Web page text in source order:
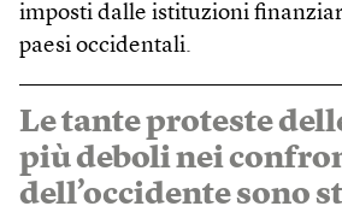
imposti dalle istituzioni
paesi occidentali.
Le tante proteste
più deboli nei
dell’occidente sono